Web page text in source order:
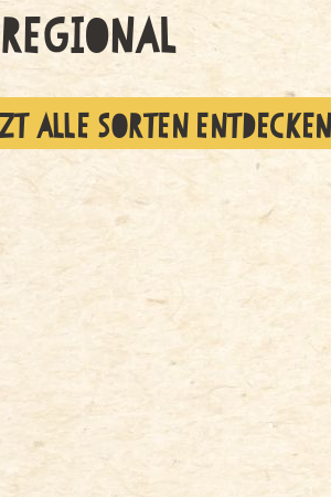
REGIONAL
ALLE SORTEN ENTDECKEN